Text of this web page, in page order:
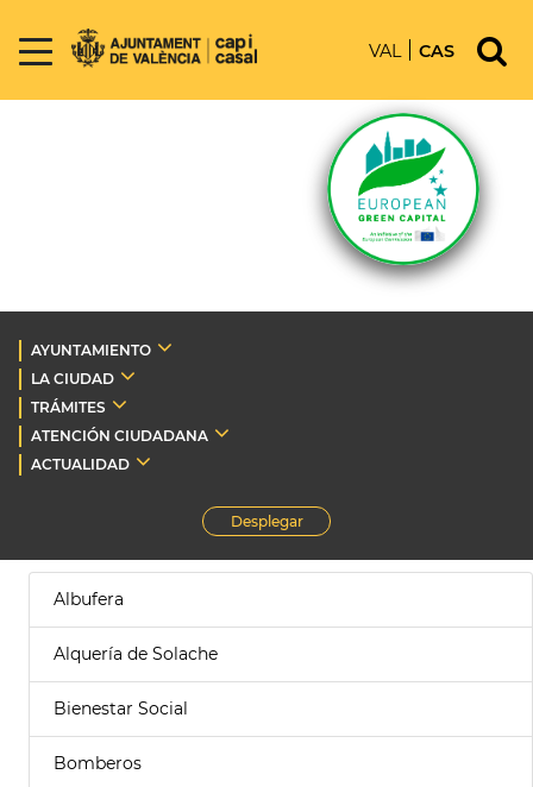
VAL CAS
AYUNTAMIENTO
LA CIUDAD
TRÁMITES
ATENCIÓN CIUDADANA
ACTUALIDAD
Desplegar
Albufera
Alquería de Solache
Bienestar Social
Bomberos